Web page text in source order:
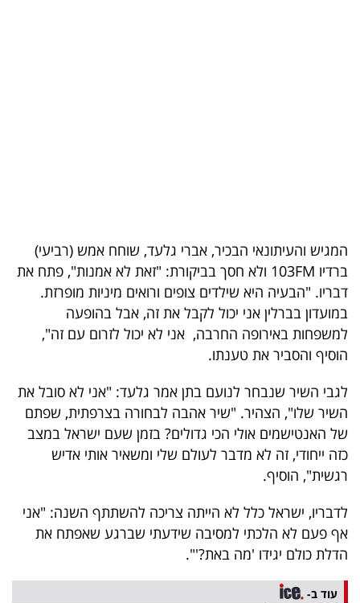
5
המילון
הכלכלי
פודקאסט
40
UNDER
40
שיתופי
פעולה
המגיש והעיתונאי הבכיר, אברי גלעד, שוחח אמש (רביעי)
ברדיו 103FM ולא חסך בביקורת: "זאת לא אמנות", פתח את
דבריו. "הבעיה היא שילדים צופים ורואים מיניות מופרזת.
במועדון בברלין אני יכול לקבל את זה, אבל בהופעה
למשפחות באירופה החרבה, אני לא יכול לזרום עם זה",
הוסיף והסביר את טענתו.
לגבי השיר שנבחר לנועם בתן אמר גלעד: "אני לא סובל את
השיר שלו", הצהיר. "שיר אהבה לבחורה בצרפתית, שפתם
של האנטישמים אולי הכי גדולים? בזמן שעם ישראל במצב
כזה ייחודי, זה לא מדבר לעולם שלי ומשאיר אותי אדיש
רגשית", הוסיף.
לדבריו, ישראל כלל לא הייתה צריכה להשתתף השנה: "אני
אף פעם לא הלכתי למסיבה שידעתי שברגע שאפתח את
הדלת כולם יגידו 'מה באת?'".
עוד ב-